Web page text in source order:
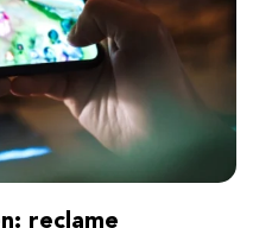
reclame